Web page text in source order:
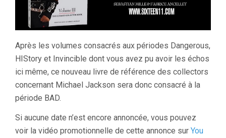
Après les volumes consacrés aux périodes Dangerous,
HIStory et Invincible dont vous avez pu avoir les échos
ici même, ce nouveau livre de référence des collectors
concernant Michael Jackson sera donc consacré à la
période BAD.
Si aucune date n’est encore annoncée, vous pouvez
voir la vidéo promotionnelle de cette annonce sur You